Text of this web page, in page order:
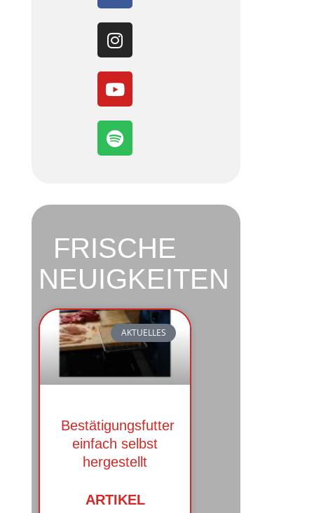
FRISCHE
NEUIGKEITEN
AKTUELLES
Bestätigungsfutter
einfach selbst
hergestellt
ARTIKEL